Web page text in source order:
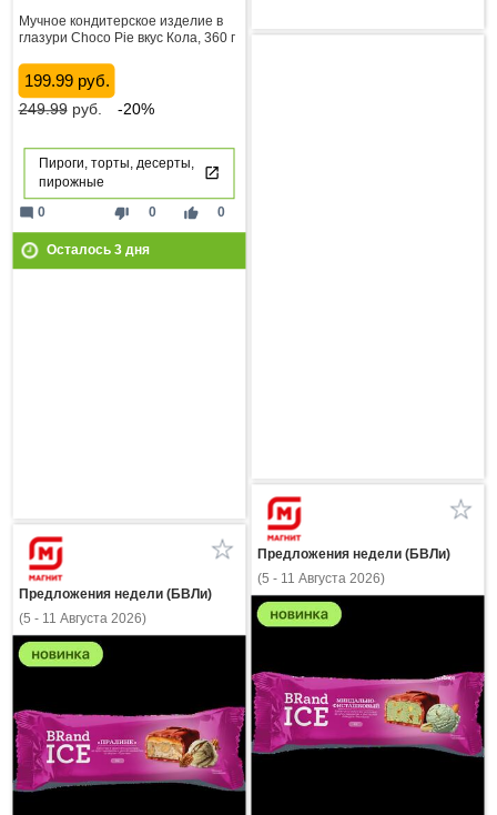
Мучное кондитерское изделие в
глазури Choco Pie вкус Кола, 360 г
199.99 руб.
249.99руб. -20%
Пироги, торты, десерты,
пирожные
thumb_down 0 thumb_up 0
mode_comment 0
Осталось 3дня
Предложения недели (БВЛи)
(5 - 11 Августа 2026)
Предложения недели (БВЛи)
(5 - 11 Августа 2026)